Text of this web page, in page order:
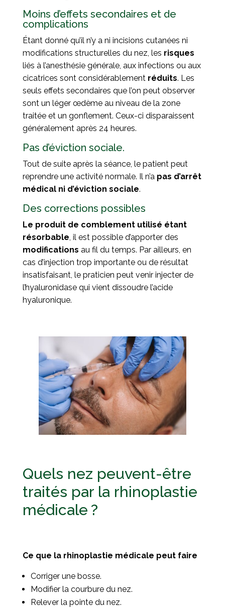
Moins d’effets secondaires et de
complications
Étant donné qu’il n’y a ni incisions cutanées ni
modifications structurelles du nez, les risques
liés à l’anesthésie générale, aux infections ou aux
cicatrices sont considérablement réduits. Les
seuls effets secondaires que l’on peut observer
sont un léger œdème au niveau de la zone
traitée et un gonflement. Ceux-ci disparaissent
généralement après 24 heures.
Pas d’éviction sociale.
Tout de suite après la séance, le patient peut
reprendre une activité normale. Il n’a pas d’arrêt
médical ni d’éviction sociale.
Des corrections possibles
Le produit de comblement utilisé étant
résorbable, il est possible d’apporter des
modifications au fil du temps. Par ailleurs, en
cas d’injection trop importante ou de résultat
insatisfaisant, le praticien peut venir injecter de
l’hyaluronidase qui vient dissoudre l’acide
hyaluronique.
Quels nez peuvent-être
traités par la rhinoplastie
médicale ?
Ce que la rhinoplastie médicale peut faire
Corriger une bosse.
Modifier la courbure du nez.
Relever la pointe du nez.